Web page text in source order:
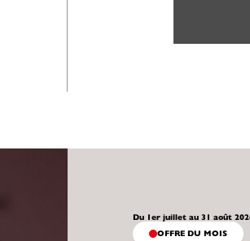
Du 1er juillet au 31 août
OFFRE DU MOIS